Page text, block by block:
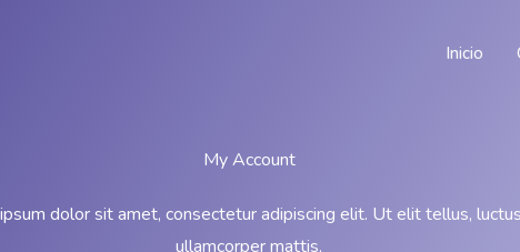
Inicio
My Account
dolor sit amet, consectetur adipiscing elit. Ut elit tellus,
ullamcorper mattis.